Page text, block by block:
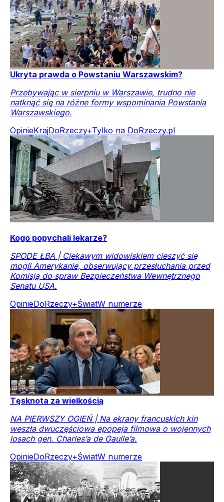
Ukryta prawda o Powstaniu Warszawskim?
Przebywając w sierpniu w Warszawie, trudno nie
natknąć się na różne formy wspominania Powstania
Warszawskiego.
OpinieKrajDoRzeczy+Tylko na DoRzeczy.pl
Kogo popychali lekarze?
SPODE ŁBA | Ciekawym widowiskiem cieszyć się
mogli Amerykanie, obserwujący przesłuchania przed
Komisją do spraw Bezpieczeństwa Wewnętrznego
Senatu USA.
OpinieDoRzeczy+ŚwiatW numerze
Tęsknota za wielkością
NA PIERWSZY OGIEŃ | Na ekrany francuskich kin
weszła dwuczęściowa epopeja filmowa o wojennych
losach gen. Charles’a de Gaulle’a.
OpinieDoRzeczy+ŚwiatW numerze